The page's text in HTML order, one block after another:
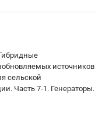
источников
сельской
Часть 7-1. Генераторы.